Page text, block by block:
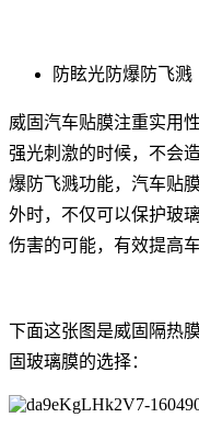
防眩光防爆防飞溅
威固汽车贴膜注重实用
强光刺激的时候，不会
爆防飞溅功能，汽车贴
外时，不仅可以保护玻
伤害的可能，有效提高
下面这张图是威固隔热
固玻璃膜的选择：